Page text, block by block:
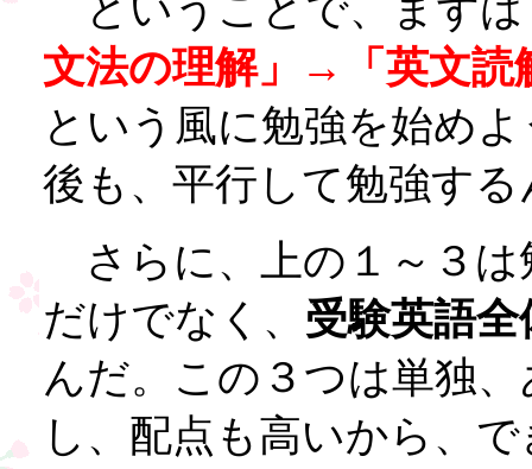
ということで、まずは
文法の理解」→「英文読
という風に勉強を始め
後も、平行して勉強す
さらに、上の１～３は
だけでなく、 受験英語
んだ。この３つは単独
し、配点も高いから、